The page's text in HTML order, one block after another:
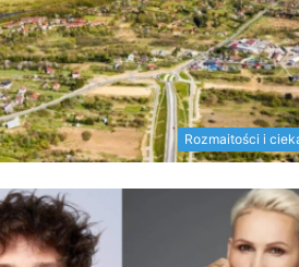
Rozmaitości i